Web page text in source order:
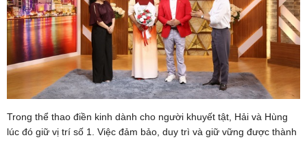
Trong thể thao điền kinh dành cho người khuyết tật, Hải và Hùng
lúc đó giữ vị trí số 1. Việc đảm bảo, duy trì và giữ vững được thành